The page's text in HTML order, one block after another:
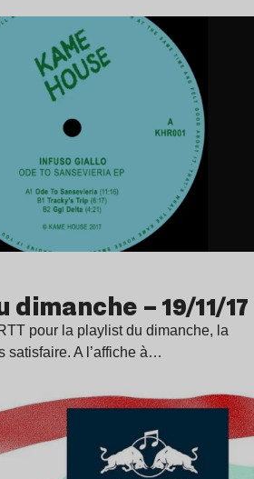
– 19/11/17
pour la playlist du dimanche, la
satisfaire. A l’affiche à…